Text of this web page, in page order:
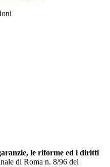
le riforme ed i diritti
di Roma n. 8/96 del